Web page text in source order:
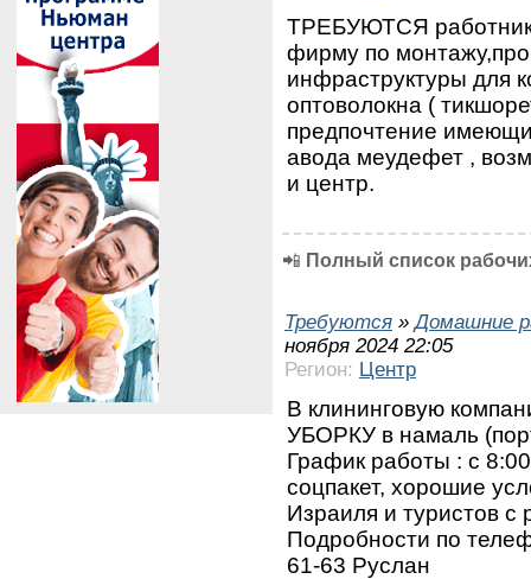
ТРЕБУЮТСЯ
фирму по
инфраструктуры для
оптоволокна (
предпочтение
авода меудефет ,
и центр.
📲 Полный список
Требуются »Домашние
ноября 2024 22:05
Регион: Центр
В клининговую
УБОРКУ в намаль
График работы : с
соцпакет, хорошие
Израиля и туристов
Подробности по
61-63 Руслан